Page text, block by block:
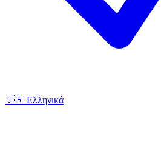
🇬🇷 Ελληνικά